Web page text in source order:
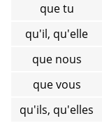
que tu
qu'il, qu'elle
que nous
que vous
qu'ils, qu'elles